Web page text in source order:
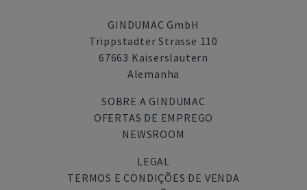
GINDUMAC GmbH
Trippstadter Strasse 110
67663 Kaiserslautern
Alemanha
SOBRE A GINDUMAC
OFERTAS DE EMPREGO
NEWSROOM
LEGAL
TERMOS E CONDIÇÕES DE VENDA